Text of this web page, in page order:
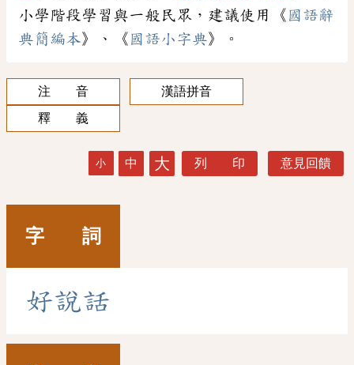
小學階段學習與一般民眾，建議使用《 國語辭
典簡編本》、《 國語小字典》。
注 音
漢語拼音
釋 義
小 中 大 列 印 意見回饋
字 詞
好說話